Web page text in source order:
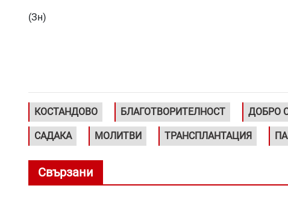
(Зн)
КОСТАНДОВО БЛАГОТВОРИТЕЛНОСТ ДОБРО
САДАКА МОЛИТВИ ТРАНСПЛАНТАЦИЯ
Свързани